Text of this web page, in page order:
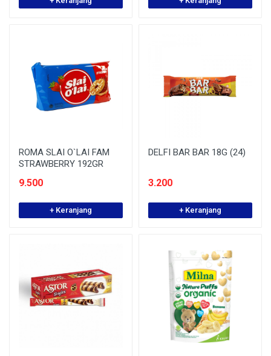
ROMA SLAI O`LAI FAM
STRAWBERRY 192GR
9.500
+ Keranjang
DELFI BAR BAR 18G (24)
3.200
+ Keranjang